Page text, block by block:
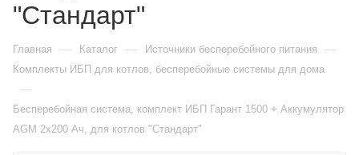
"Стандарт"
Главная — Каталог — Источники бесперебойного питания —
Комплекты ИБП для котлов, бесперебойные системы для дома
—
Бесперебойная система, комплект ИБП Гарант 1500 + Аккумулятор
AGM 2х200 Ач, для котлов "Стандарт"